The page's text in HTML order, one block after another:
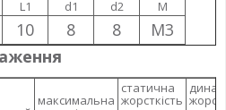
L1 d1 d2 M
10 8 8
M3
максимальна
статична
жорсткість